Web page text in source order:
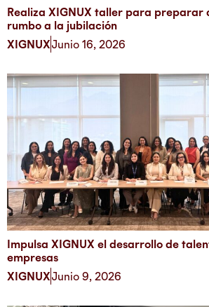
Realiza XIGNUX taller para preparar
rumbo a la jubilación
XIGNUXJunio 16, 2026
Impulsa XIGNUX el desarrollo de
empresas
XIGNUXJunio 9, 2026